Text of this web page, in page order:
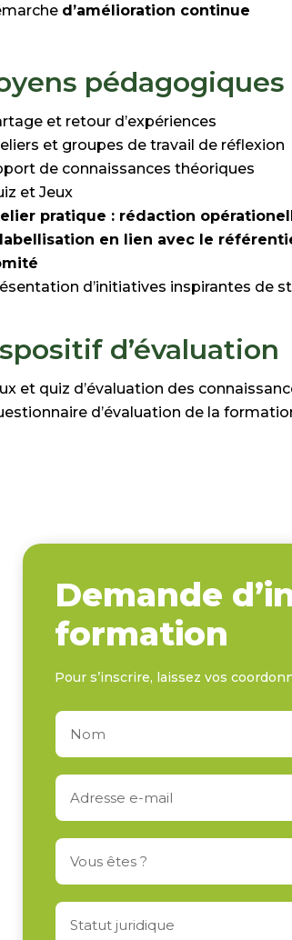
d’amélioration continue
et retour d’expériences
et groupes de travail de réflexion
de connaissances théoriques
et Jeux
pratique : rédaction
en lien avec le
d’initiatives inspirantes de
d’évaluation
et quiz d’évaluation des
d’évaluation de la
Demande
formation
Pour s’inscrire, laissez vos